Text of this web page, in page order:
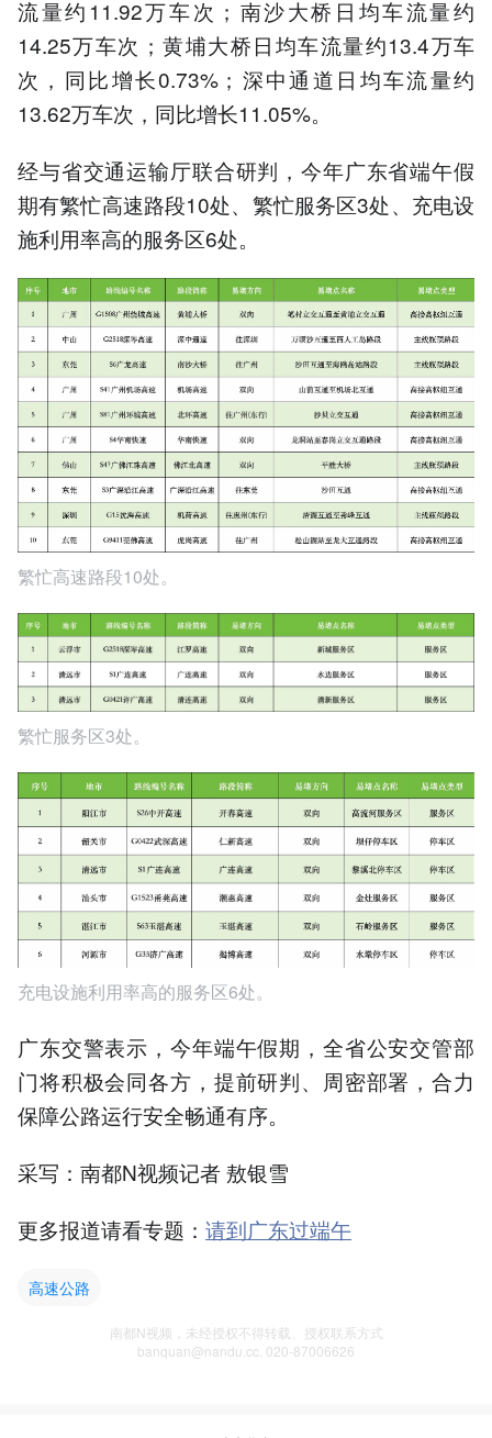
流量约11.92万车次；南沙大桥日均车流量约
14.25万车次；黄埔大桥日均车流量约13.4万车
次，同比增长0.73%；深中通道日均车流量约
13.62万车次，同比增长11.05%。
经与省交通运输厅联合研判，今年广东省端午假
期有繁忙高速路段10处、繁忙服务区3处、充电设
施利用率高的服务区6处。
繁忙高速路段10处。
繁忙服务区3处。
充电设施利用率高的服务区6处。
广东交警表示，今年端午假期，全省公安交管部
门将积极会同各方，提前研判、周密部署，合力
保障公路运行安全畅通有序。
采写：南都N视频记者 敖银雪
更多报道请看专题： 请到广东过端午
高速公路
南都N视频，未经授权不得转载、授权联系方式
banquan@nandu.cc. 020-87006626